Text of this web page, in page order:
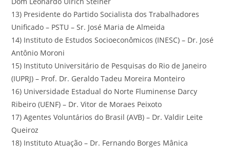
13) Presidente do Partido Socialista dos Trabalhadores
Unificado – PSTU – Sr. José Maria de Almeida
14) Instituto de Estudos Socioeconômicos (INESC) – Dr. José
Antônio Moroni
15) Instituto Universitário de Pesquisas do Rio de Janeiro
(IUPRJ) – Prof. Dr. Geraldo Tadeu Moreira Monteiro
16) Universidade Estadual do Norte Fluminense Darcy
Ribeiro (UENF) – Dr. Vitor de Moraes Peixoto
17) Agentes Voluntários do Brasil (AVB) – Dr. Valdir Leite
Queiroz
18) Instituto Atuação – Dr. Fernando Borges Mânica